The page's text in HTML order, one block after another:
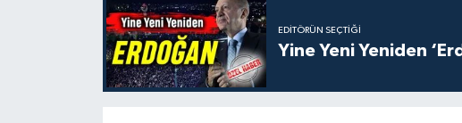
EDITÖRÜN SEÇTIĞI
Yine Yeni Yeniden